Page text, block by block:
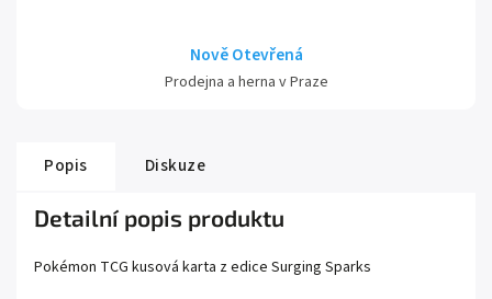
Nově Otevřená
Prodejna a herna v Praze
Popis Diskuze
Detailní popis produktu
Pokémon TCG kusová karta z edice Surging Sparks